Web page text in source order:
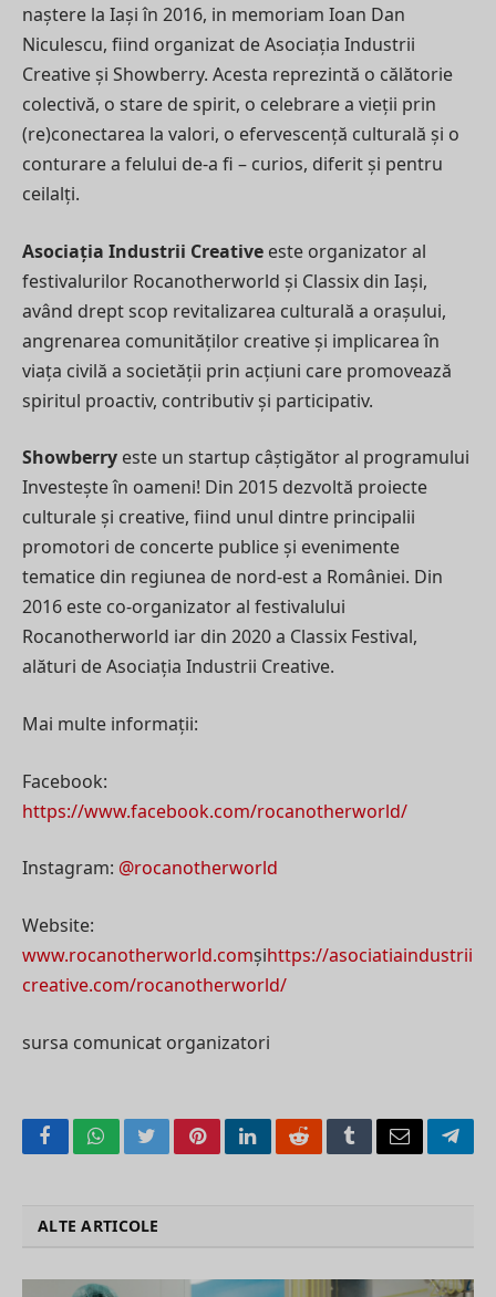
naștere la Iași în 2016, in memoriam Ioan Dan
Niculescu, fiind organizat de Asociația Industrii
Creative și Showberry. Acesta reprezintă o călătorie
colectivă, o stare de spirit, o celebrare a vieții prin
(re)conectarea la valori, o efervescență culturală și o
conturare a felului de-a fi – curios, diferit și pentru
ceilalți.
Asociația Industrii Creative este organizator al
festivalurilor Rocanotherworld și Classix din Iași,
având drept scop revitalizarea culturală a orașului,
angrenarea comunităților creative și implicarea în
viața civilă a societății prin acțiuni care promovează
spiritul proactiv, contributiv și participativ.
Showberry este un startup câștigător al programului
Investește în oameni! Din 2015 dezvoltă proiecte
culturale și creative, fiind unul dintre principalii
promotori de concerte publice și evenimente
tematice din regiunea de nord-est a României. Din
2016 este co-organizator al festivalului
Rocanotherworld iar din 2020 a Classix Festival,
alături de Asociația Industrii Creative.
Mai multe informații:
Facebook:
https://www.facebook.com/rocanotherworld/
Instagram: @rocanotherworld
Website:
www.rocanotherworld.comșihttps://asociatiaindustrii
creative.com/rocanotherworld/
sursa comunicat organizatori
FacebookWhatsApp
TwitterPinterestLinkedInRedditTumblrEmail
ALTE ARTICOLE